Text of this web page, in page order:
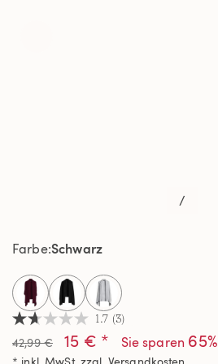
/
1.7
von
5
1.7 (3)
42,99 € 15 € * Sie sparen 65%
Farbe Schwarz
selected